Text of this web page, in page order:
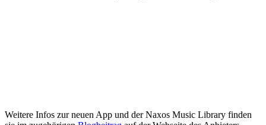
Weitere Infos zur neuen App und der Naxos Music Library finden